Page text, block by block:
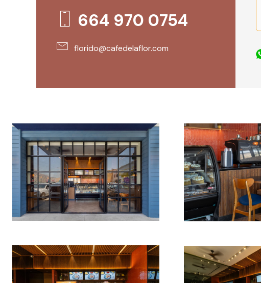
664 970 0754
florido@cafedelaflor.com